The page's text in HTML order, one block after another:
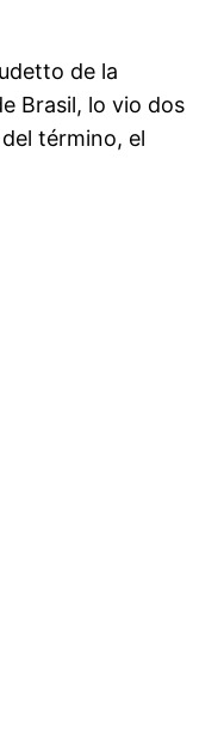
de la
Brasil, lo vio dos
término, el